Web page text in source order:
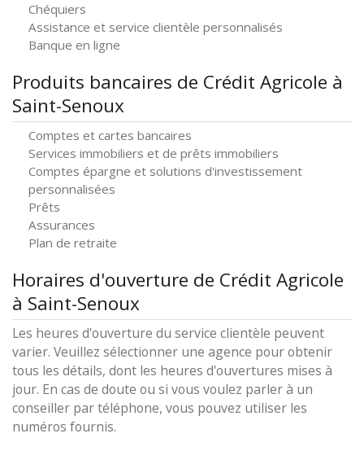
Chéquiers
Assistance et service clientèle personnalisés
Banque en ligne
Produits bancaires de Crédit Agricole à
Saint-Senoux
Comptes et cartes bancaires
Services immobiliers et de prêts immobiliers
Comptes épargne et solutions d'investissement
personnalisées
Prêts
Assurances
Plan de retraite
Horaires d'ouverture de Crédit Agricole
à Saint-Senoux
Les heures d'ouverture du service clientèle peuvent
varier. Veuillez sélectionner une agence pour obtenir
tous les détails, dont les heures d'ouvertures mises à
jour. En cas de doute ou si vous voulez parler à un
conseiller par téléphone, vous pouvez utiliser les
numéros fournis.